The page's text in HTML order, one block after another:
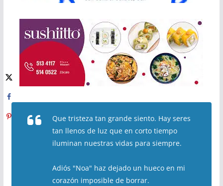
Que tristeza tan grande siento. Hay seres
tan llenos de luz que en corto tiempo
iluminan nuestras vidas para siempre.
Adiós "Noa" haz dejado un hueco en mi
corazón imposible de borrar.